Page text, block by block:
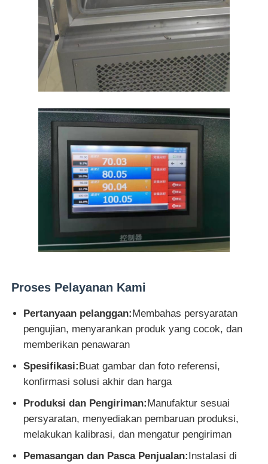
Proses Pelayanan Kami
Pertanyaan pelanggan:Membahas persyaratan
pengujian, menyarankan produk yang cocok, dan
memberikan penawaran
Spesifikasi:Buat gambar dan foto referensi,
konfirmasi solusi akhir dan harga
Produksi dan Pengiriman:Manufaktur sesuai
persyaratan, menyediakan pembaruan produksi,
melakukan kalibrasi, dan mengatur pengiriman
Pemasangan dan Pasca Penjualan:Instalasi di